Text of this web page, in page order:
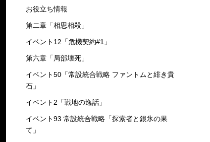
お役立ち情報
第二章「相思相殺」
イベント12「危機契約#1」
第六章「局部壊死」
イベント50「常設統合戦略 ファントムと緋き貴
石」
イベント2「戦地の逸話」
イベント93 常設統合戦略「探索者と銀氷の果
て」